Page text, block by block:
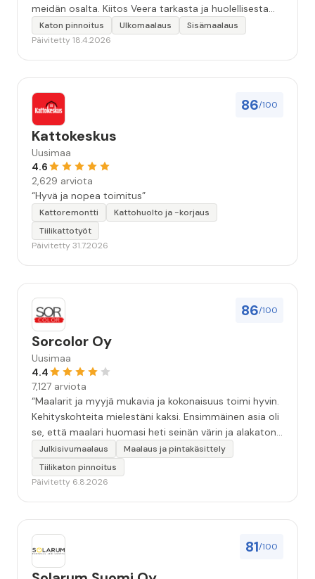
meidän osalta. Kiitos Veera tarkasta ja huolellisesta
työstä, sekä ystävällisestä palvelusta!”
Katon pinnoitus Ulkomaalaus
Sisämaalaus
Päivitetty 18.4.2026
86/100
Kattokeskus
Uusimaa
4.6
2,629 arviota
“Hyvä ja nopea toimitus”
Kattoremontti
Kattohuolto ja -korjaus
Tiilikattotyöt
Päivitetty 31.7.2026
86/100
Sorcolor Oy
Uusimaa
4.4
7,127 arviota
“Maalarit ja myyjä mukavia ja kokonaisuus toimi hyvin.
Kehityskohteita mielestäni kaksi. Ensimmäinen asia oli
se, että maalari huomasi heti seinän värin ja alakaton
värin erot mitä en huomannut. Hyvä toki että siinä
kohtaa huomattu mutta toki optimaalisessa
tilanteessa myyjä olisi jo kiinnittänyt tähän huomiota.
kokonaisuus hyvä ja varmasti tulevaisuudessakin
mahdollisuus että palveluita käytän”
Julkisivumaalaus
Maalaus ja pintakäsittely
Tiilikaton pinnoitus
Päivitetty 6.8.2026
81/100